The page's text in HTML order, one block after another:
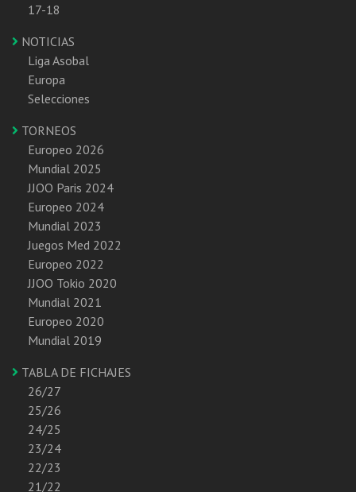
17-18
NOTICIAS
Liga Asobal
Europa
Selecciones
TORNEOS
Europeo 2026
Mundial 2025
JJOO Paris 2024
Europeo 2024
Mundial 2023
Juegos Med 2022
Europeo 2022
JJOO Tokio 2020
Mundial 2021
Europeo 2020
Mundial 2019
TABLA DE FICHAJES
26/27
25/26
24/25
23/24
22/23
21/22